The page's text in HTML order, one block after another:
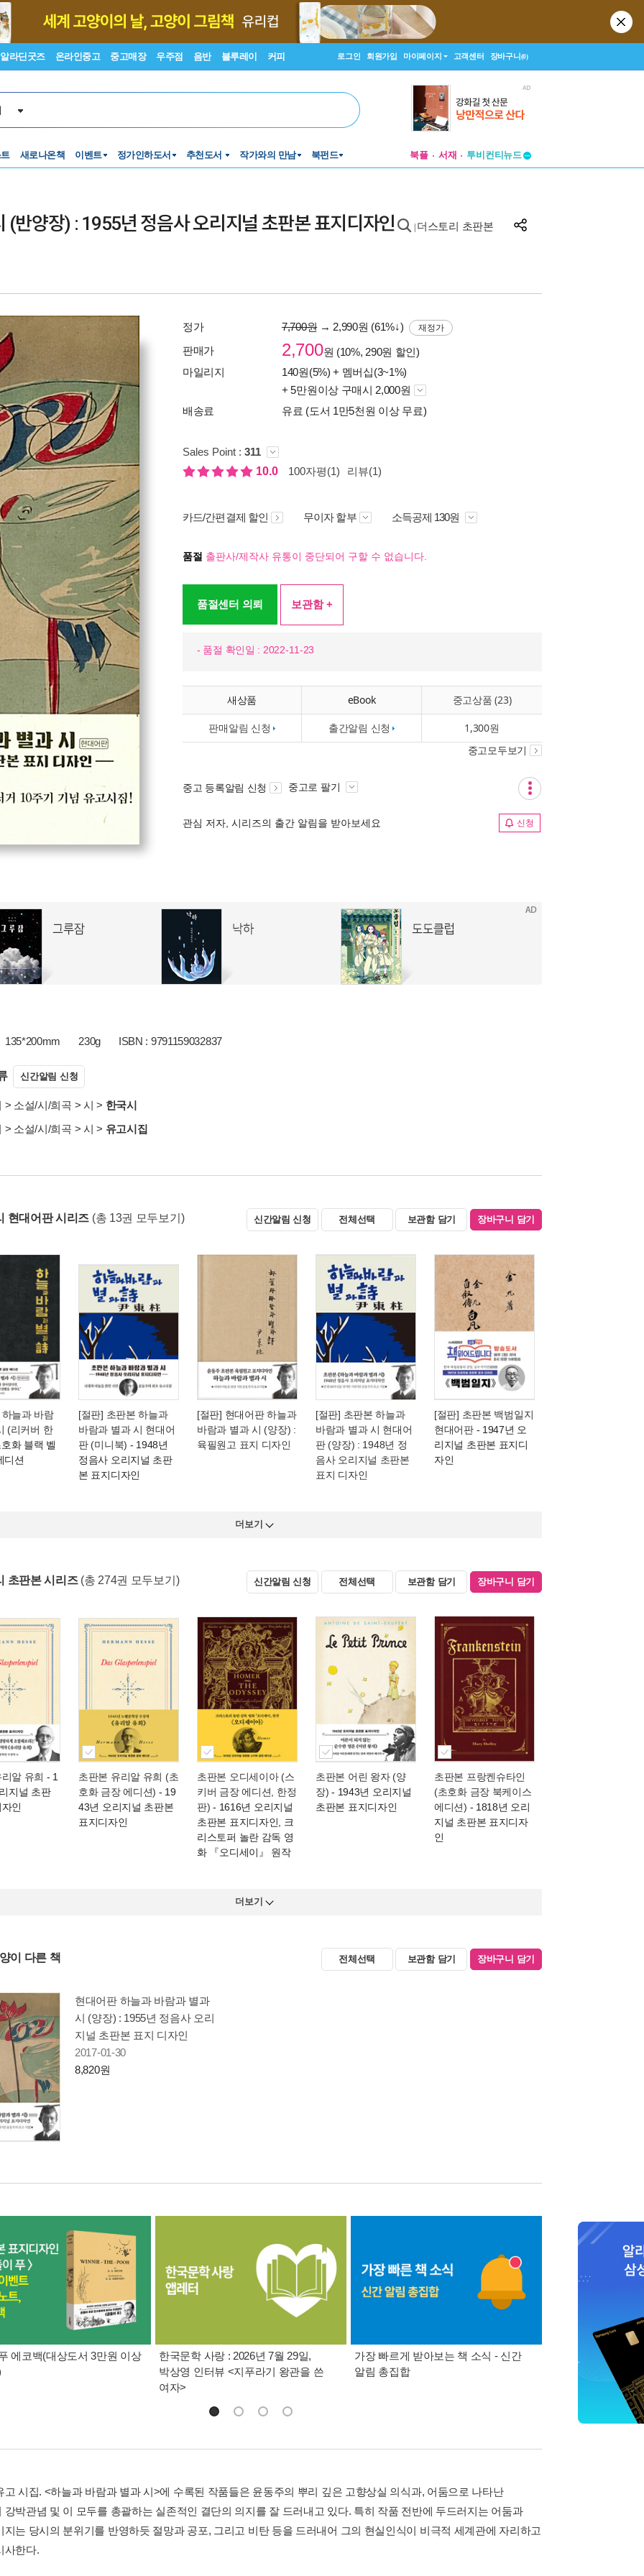
알라딘굿즈 온라인중고 중고매장 우주점 음반 블루레이 커피 로그인 회원가입 마이페이지 고객센터 장바구니(0)
새로나온책 이벤트 정가인하도서 추천도서 작가와의 만남 북펀드 북플 서재
투비컨티뉴드
(반양장) : 1955년 정음사 오리지널 초판본 표지디자인 더스토리 초판본
정가 7,700원→ 2,990원 (61%↓) 재정가
판매가 2,700원 (10%, 290원 할인)
마일리지
140원(5%) + 멤버십(3~1%)
+ 5만원이상 구매시 2,000원
배송료
유료 (도서 1만5천원 이상 무료)
Sales Point : 311
10.0
100자평(1) 리뷰(1)
카드/간편결제 할인 무이자 할부 소득공제 130원
품절 출판사/제작사 유통이 중단되어 구할 수 없습니다.
품절센터 의뢰 보관함 +
- 품절 확인일 : 2022-11-23
새상품 eBook 중고상품 (23)
판매알림 신청 출간알림 신청 1,300원
중고모두보기
중고 등록알림 신청 중고로 팔기
관심 저자, 시리즈의 출간 알림을 받아보세요 신청
135*200mm 230g ISBN : 9791159032837
신간알림 신청
> 소설/시/희곡 > 시 > 한국시
> 소설/시/희곡 > 시 > 유고시집
현대어판 시리즈 (총 13권 모두보기) 신간알림 신청 전체선택 보관함 담기 장바구니 담기
늘과 바람
(리커버 한
화 블랙 벨
디션
[절판] 초판본 하늘과
바람과 별과 시 현대어
판 (미니북) - 1948년
정음사 오리지널 초판
본 표지디자인
[절판] 현대어판 하늘과
바람과 별과 시 (양장) :
육필원고 표지 디자인
[절판] 초판본 하늘과
바람과 별과 시 현대어
판 (양장) : 1948년 정
음사 오리지널 초판본
표지 디자인
[절판] 초판본 백범일지
현대어판- 1947년 오
리지널 초판본 표지디
자인
더보기
초판본 시리즈 (총 274권 모두보기) 신간알림 신청 전체선택 보관함 담기 장바구니 담기
알 유희 - 1
지널 초판
인
초판본 유리알 유희 (초
호화 금장 에디션) - 19
43년 오리지널 초판본
표지디자인
초판본 오디세이아 (스
키버 금장 에디션, 한정
판) - 1616년 오리지널
초판본 표지디자인, 크
리스토퍼 놀란 감독 영
화 『오디세이』 원작
초판본 어린 왕자 (양
장) - 1943년 오리지널
초판본 표지디자인
초판본 프랑켄슈타인
(초호화 금장 북케이스
에디션) - 1818년 오리
지널 초판본 표지디자
인
더보기
이 다른 책 전체선택 보관함 담기 장바구니 담기
현대어판 하늘과 바람과 별과
시 (양장) : 1955년 정음사 오리
지널 초판본 표지 디자인
2017-01-30
8,820원
에코백(대상도서 3만원 이상
한국문학 사랑 : 2026년 7월 29일,
박상영 인터뷰 <지푸라기 왕관을 쓴
여자>
가장 빠르게 받아보는 책 소식 - 신간
알림 총집합
경기컬처패스 1만
고 시집. <하늘과 바람과 별과 시>에 수록된 작품들은 윤동주의 뿌리 깊은 고향상실 의식과, 어둠으로 나타난
강박관념 및 이 모두를 총괄하는 실존적인 결단의 의지를 잘 드러내고 있다. 특히 작품 전반에 두드러지는 어둠과
지는 당시의 분위기를 반영하듯 절망과 공포, 그리고 비탄 등을 드러내어 그의 현실인식이 비극적 세계관에 자리하고
사한다.